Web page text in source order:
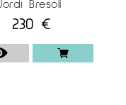
Jordi Bresolí
230 €